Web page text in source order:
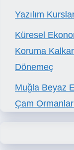
Yazılım
Küresel
Koruma
Dönemeç
Muğla Beyaz
Çam